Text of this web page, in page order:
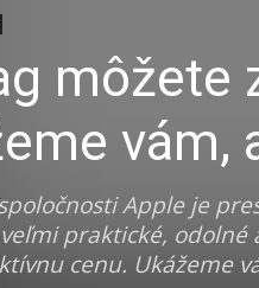
môžete
vám,
Apple je
veľmi praktické,
cenu. Ukážeme